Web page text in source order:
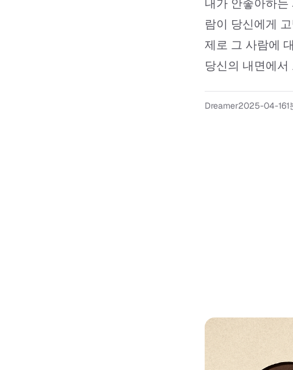
내가 안좋아하
람이 당신에게
제로 그 사람에
당신의 내면에서
Dreamer2025-04-161